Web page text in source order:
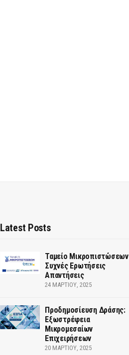
Latest Posts
Ταμείο Μικροπιστώσεων
Συχνές Ερωτήσεις
Απαντήσεις
24 ΜΑΡΤΊΟΥ, 2025
Προδημοσίευση Δράσης:
Εξωστρέφεια
Μικρομεσαίων
Επιχειρήσεων
20 ΜΑΡΤΊΟΥ, 2025